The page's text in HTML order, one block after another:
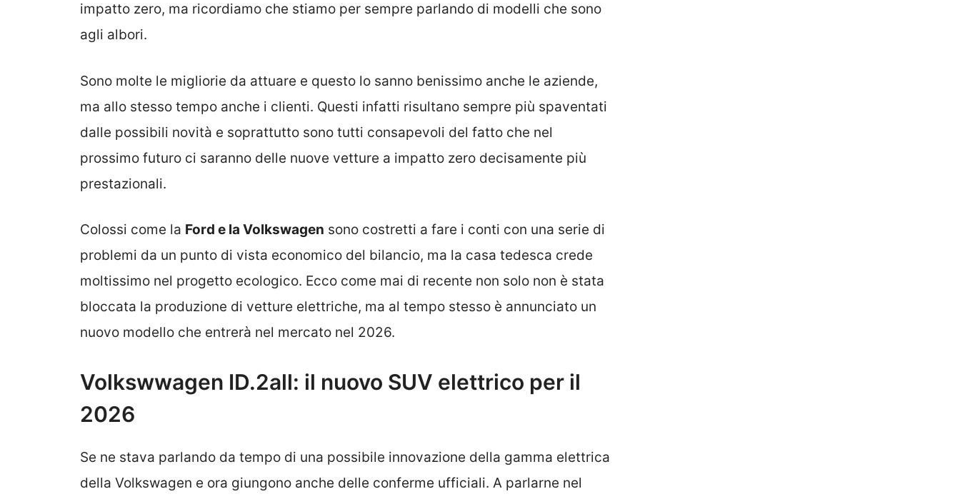
impatto zero, ma ricordiamo che stiamo per sempre parlando di modelli che sono
agli albori.
Sono molte le migliorie da attuare e questo lo sanno benissimo anche le aziende,
ma allo stesso tempo anche i clienti. Questi infatti risultano sempre più spaventati
dalle possibili novità e soprattutto sono tutti consapevoli del fatto che nel
prossimo futuro ci saranno delle nuove vetture a impatto zero decisamente più
prestazionali.
Colossi come la Ford e la Volkswagen sono costretti a fare i conti con una serie di
problemi da un punto di vista economico del bilancio, ma la casa tedesca crede
moltissimo nel progetto ecologico. Ecco come mai di recente non solo non è stata
bloccata la produzione di vetture elettriche, ma al tempo stesso è annunciato un
nuovo modello che entrerà nel mercato nel 2026.
Volkswwagen ID.2all: il nuovo SUV elettrico per il
2026
Se ne stava parlando da tempo di una possibile innovazione della gamma elettrica
della Volkswagen e ora giungono anche delle conferme ufficiali. A parlarne nel